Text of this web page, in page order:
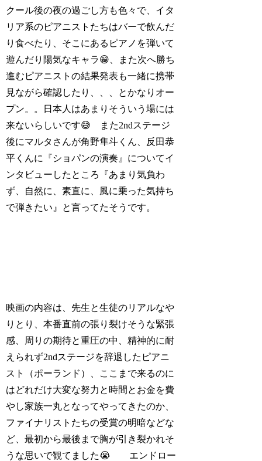
クール後の夜の過ごし方も色々で、イタ
リア系のピアニストたちはバーで飲んだ
り食べたり、そこにあるピアノを弾いて
遊んだり陽気なキャラ😁、また次へ勝ち
進むピアニストの結果発表も一緒に携帯
見ながら確認したり、、、とかなりオー
プン。。日本人はあまりそういう場には
来ないらしいです😅 また2ndステージ
後にマルタさんが角野隼斗くん、反田恭
平くんに『ショパンの演奏』についてイ
ンタビューしたところ『あまり気負わ
ず、自然に、素直に、風に乗った気持ち
で弾きたい』と言ってたそうです。
映画の内容は、先生と生徒のリアルなや
りとり、本番直前の張り裂けそうな緊張
感、周りの期待と重圧の中、精神的に耐
えられず2ndステージを辞退したピアニ
スト（ポーランド）、ここまで来るのに
はどれだけ大変な努力と時間とお金を費
やし家族一丸となってやってきたのか、
ファイナリストたちの受賞の明暗などな
ど、最初から最後まで胸が引き裂かれそ
うな思いで観てました😭 エンドロー